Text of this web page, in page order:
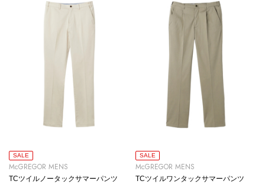
SALE
McGREGOR MENS
TCツイルノータックサマーパンツ
SALE
McGREGOR MENS
TCツイルワンタックサマーパンツ